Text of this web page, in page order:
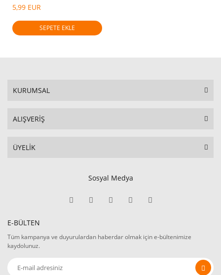
5,99 EUR
SEPETE EKLE
KURUMSAL
ALIŞVERİŞ
ÜYELİK
Sosyal Medya
E-BÜLTEN
Tüm kampanya ve duyurulardan haberdar olmak için e-bültenimize
kaydolunuz.